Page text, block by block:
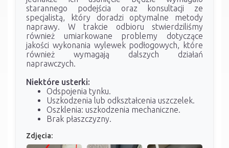
starannego podejścia oraz konsultacji ze
specjalistą, który doradzi optymalne metody
naprawy. W trakcie odbioru stwierdziliśmy
również umiarkowane problemy dotyczące
jakości wykonania wylewek podłogowych, które
również wymagają dalszych działań
naprawczych.
Niektóre usterki:
Odspojenia tynku.
Uszkodzenia lub odkształcenia uszczelek.
Oszklenia: uszkodzenia mechaniczne.
Brak płaszczyzny.
Zdjęcia: